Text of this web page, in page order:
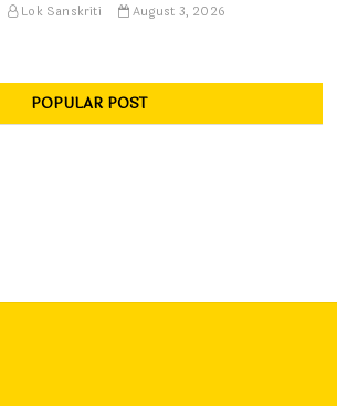
Lok Sanskriti August 3, 2026
POPULAR POST